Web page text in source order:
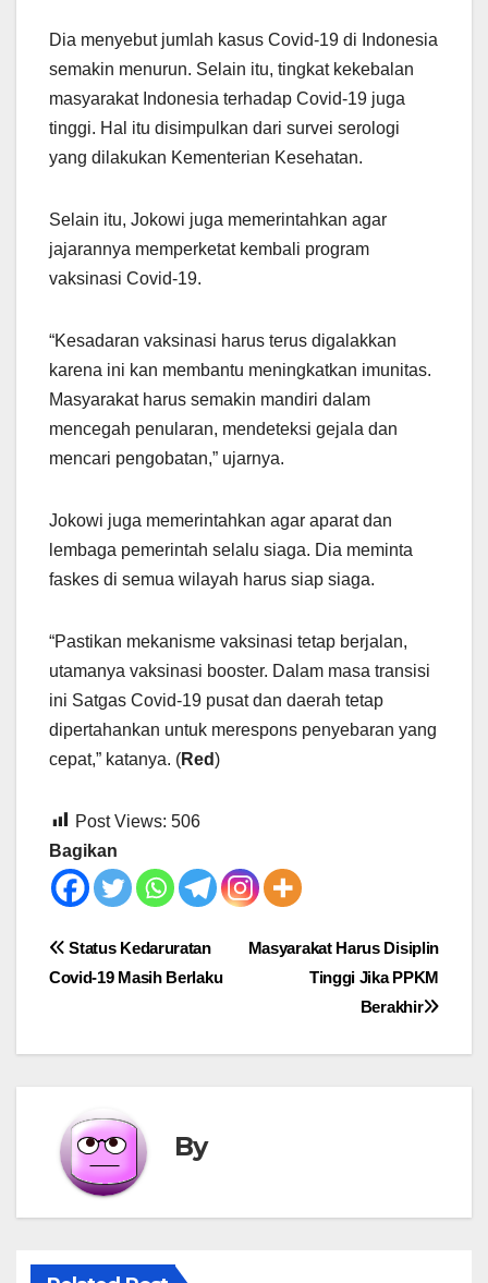
Dia menyebut jumlah kasus Covid-19 di Indonesia
semakin menurun. Selain itu, tingkat kekebalan
masyarakat Indonesia terhadap Covid-19 juga
tinggi. Hal itu disimpulkan dari survei serologi
yang dilakukan Kementerian Kesehatan.
Selain itu, Jokowi juga memerintahkan agar
jajarannya memperketat kembali program
vaksinasi Covid-19.
“Kesadaran vaksinasi harus terus digalakkan
karena ini kan membantu meningkatkan imunitas.
Masyarakat harus semakin mandiri dalam
mencegah penularan, mendeteksi gejala dan
mencari pengobatan,” ujarnya.
Jokowi juga memerintahkan agar aparat dan
lembaga pemerintah selalu siaga. Dia meminta
faskes di semua wilayah harus siap siaga.
“Pastikan mekanisme vaksinasi tetap berjalan,
utamanya vaksinasi booster. Dalam masa transisi
ini Satgas Covid-19 pusat dan daerah tetap
dipertahankan untuk merespons penyebaran yang
cepat,” katanya. (Red)
Post Views: 506
Bagikan
Post
Masyarakat Harus Disiplin
Tinggi Jika PPKM
Berakhir
Status Kedaruratan
Covid-19 Masih Berlaku
By